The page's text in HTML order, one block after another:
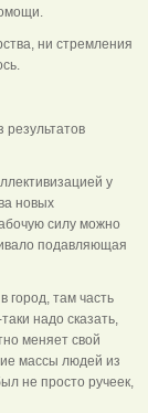
ни стремления
результатов
у
новых
силу можно
подавляющая
город, там часть
надо сказать,
меняет свой
массы людей из
не просто ручеек,